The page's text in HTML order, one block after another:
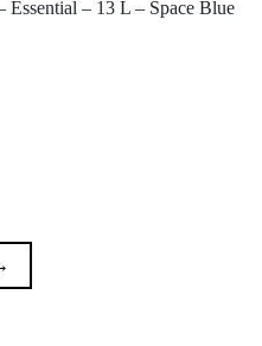
Essential – 13 L – Space Blue